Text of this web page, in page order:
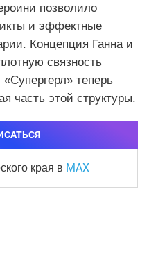
позволило
и эффектные
Концепция Ганна и
связность
теперь
часть этой структуры.
края в MAX